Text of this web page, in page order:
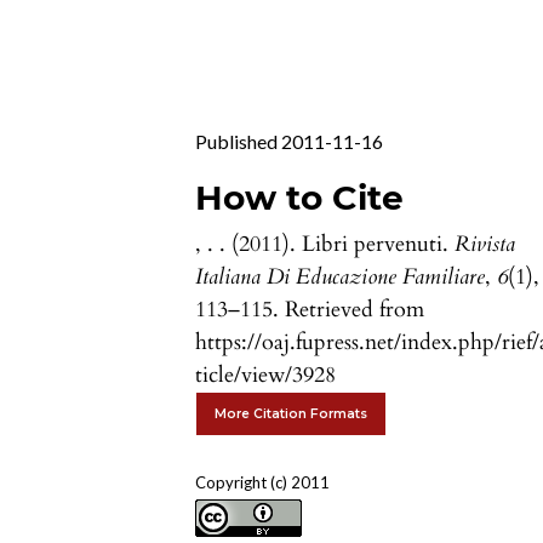
Published 2011-11-16
How to Cite
, . . (2011). Libri pervenuti.Rivista
Italiana Di Educazione Familiare, 6(1),
113–115. Retrieved from
https://oaj.fupress.net/index.php/
ticle/view/3928
More Citation Formats
Copyright (c) 2011